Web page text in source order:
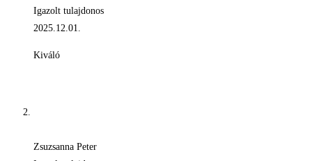
Igazolt tulajdonos
2025.12.01.
Kiváló
Zsuzsanna Peter